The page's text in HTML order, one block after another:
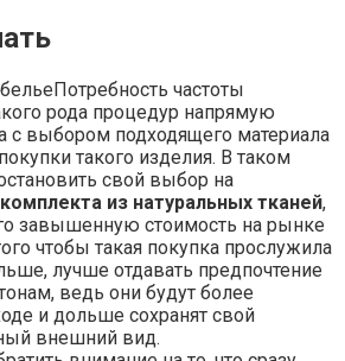
Потребность частоты
рода процедур напрямую
с выбором подходящего материала
такого изделия. В таком
свой выбор на
комплекта из натуральных тканей,
завышенную стоимость на рынке
чтобы такая покупка прослужила
лучше отдавать предпочтение
ведь они будут более
и дольше сохранят свой
внешний вид.